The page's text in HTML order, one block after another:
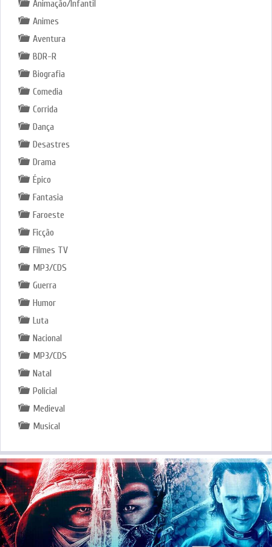
Animação/Infantil
Animes
Aventura
BDR-R
Biografia
Comedia
Corrida
Dança
Desastres
Drama
Épico
Fantasia
Faroeste
Ficção
Filmes TV
MP3/CDS
Guerra
Humor
Luta
Nacional
MP3/CDS
Natal
Policial
Medieval
Musical
.